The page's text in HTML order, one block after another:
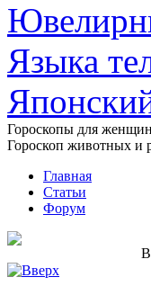
Языка
Гороскопы для женщин
Гороскоп животных и
Главная
Статьи
Форум